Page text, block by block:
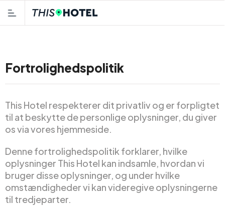
Fortrolighedspolitik
This Hotel respekterer dit privatliv og er forpligtet
til at beskytte de personlige oplysninger, du giver
os via vores hjemmeside.
Denne fortrolighedspolitik forklarer, hvilke
oplysninger This Hotel kan indsamle, hvordan vi
bruger disse oplysninger, og under hvilke
omstændigheder vi kan videregive oplysningerne
til tredjeparter.